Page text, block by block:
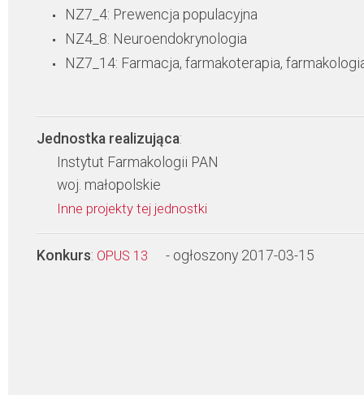
NZ7_4: Prewencja populacyjna
NZ4_8: Neuroendokrynologia
NZ7_14: Farmacja, farmakoterapia,
Jednostka realizująca:
Instytut Farmakologii PAN
woj. małopolskie
Inne projekty tej jednostki
Konkurs: OPUS 13 - ogłoszony 2017-03-15